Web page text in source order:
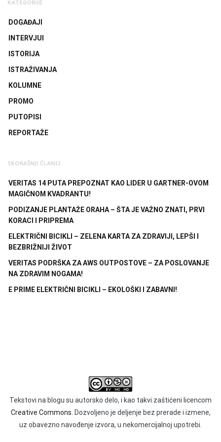
KATEGORIJE
DOGAĐAJI
INTERVJUI
ISTORIJA
ISTRAŽIVANJA
KOLUMNE
PROMO
PUTOPISI
REPORTAŽE
SKORAŠNJI ČLANCI
VERITAS 14 PUTA PREPOZNAT KAO LIDER U GARTNER-OVOM
MAGIČNOM KVADRANTU!
PODIZANJE PLANTAŽE ORAHA – ŠTA JE VAŽNO ZNATI, PRVI
KORACI I PRIPREMA
ELEKTRIČNI BICIKLI – ZELENA KARTA ZA ZDRAVIJI, LEPŠI I
BEZBRIŽNIJI ŽIVOT
VERITAS PODRŠKA ZA AWS OUTPOSTOVE – ZA POSLOVANJE
NA ZDRAVIM NOGAMA!
E PRIME ELEKTRIČNI BICIKLI – EKOLOŠKI I ZABAVNI!
Tekstovi na blogu su autorsko delo, i kao takvi zaštićeni licencom
Creative Commons. Dozvoljeno je deljenje bez prerade i izmene,
uz obavezno navođenje izvora, u nekomercijalnoj upotrebi.